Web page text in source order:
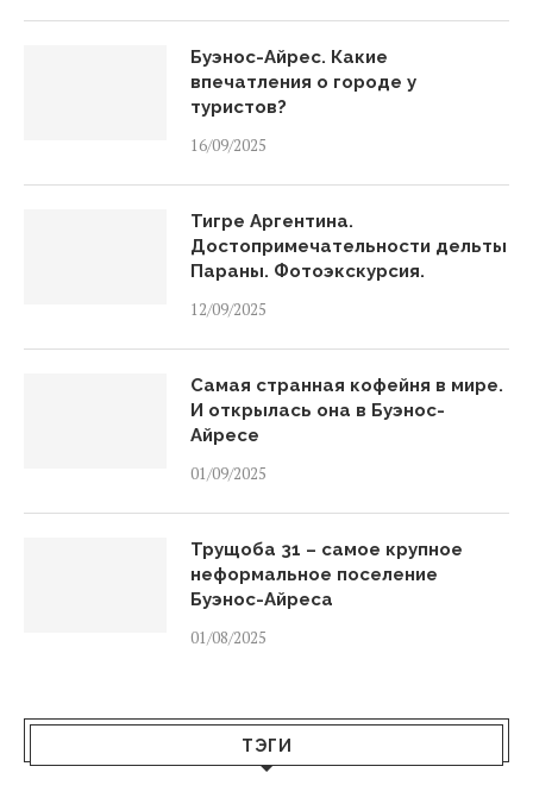
Буэнос-Айрес. Какие
впечатления о городе у
туристов?
16/09/2025
Тигре Аргентина.
Достопримечательности дельты
Параны. Фотоэкскурсия.
12/09/2025
Самая странная кофейня в мире.
И открылась она в Буэнос-
Айресе
01/09/2025
Трущоба 31 – самое крупное
неформальное поселение
Буэнос-Айреса
01/08/2025
ТЭГИ